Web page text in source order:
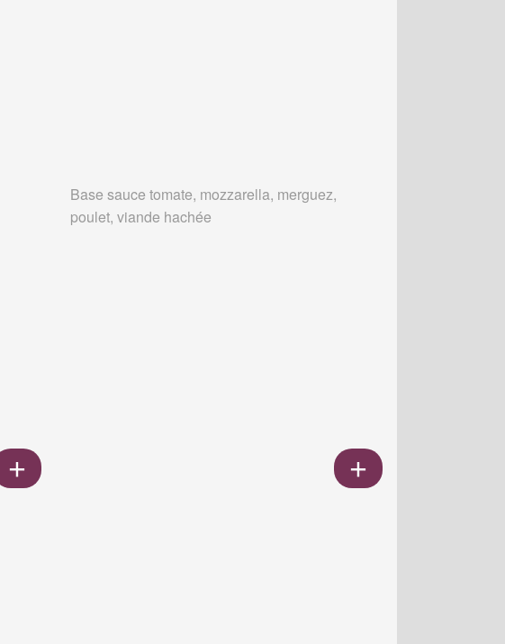
Base sauce tomate, mozzarella, merguez,
poulet, viande hachée